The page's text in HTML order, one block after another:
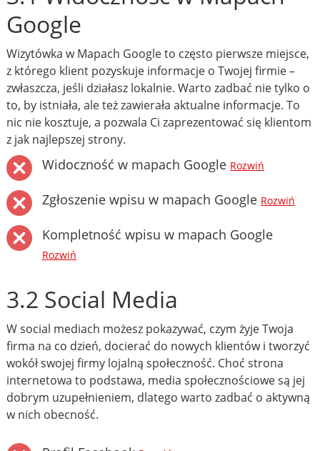
Google
Wizytówka w Mapach Google to często pierwsze miejsce,
z którego klient pozyskuje informacje o Twojej firmie –
zwłaszcza, jeśli działasz lokalnie. Warto zadbać nie tylko o
to, by istniała, ale też zawierała aktualne informacje. To
nic nie kosztuje, a pozwala Ci zaprezentować się klientom
z jak najlepszej strony.
Widoczność w mapach Google Rozwiń
Zgłoszenie wpisu w mapach Google Rozwiń
Kompletność wpisu w mapach Google
Rozwiń
3.2 Social Media
W social mediach możesz pokazywać, czym żyje Twoja
firma na co dzień, docierać do nowych klientów i tworzyć
wokół swojej firmy lojalną społeczność. Choć strona
internetowa to podstawa, media społecznościowe są jej
dobrym uzupełnieniem, dlatego warto zadbać o aktywną
w nich obecność.